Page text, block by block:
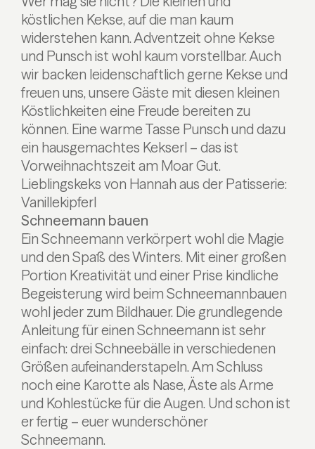
köstlichen Kekse, auf die man kaum
widerstehen kann. Adventzeit ohne Kekse
und Punsch ist wohl kaum vorstellbar. Auch
wir backen leidenschaftlich gerne Kekse und
freuen uns, unsere Gäste mit diesen kleinen
Köstlichkeiten eine Freude bereiten zu
können. Eine warme Tasse Punsch und dazu
ein hausgemachtes Kekserl – das ist
Vorweihnachtszeit am Moar Gut.
Lieblingskeks von Hannah aus der Patisserie:
Vanillekipferl
Schneemann bauen
Ein Schneemann verkörpert wohl die Magie
und den Spaß des Winters. Mit einer großen
Portion Kreativität und einer Prise kindliche
Begeisterung wird beim Schneemannbauen
wohl jeder zum Bildhauer. Die grundlegende
Anleitung für einen Schneemann ist sehr
einfach: drei Schneebälle in verschiedenen
Größen aufeinanderstapeln. Am Schluss
noch eine Karotte als Nase, Äste als Arme
und Kohlestücke für die Augen. Und schon ist
er fertig – euer wunderschöner
Schneemann.